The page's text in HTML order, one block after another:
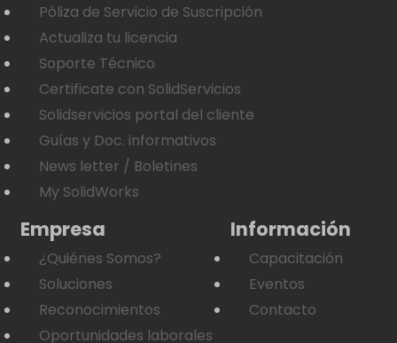
Póliza de Servicio de Suscripción
Actualiza tu licencia
Soporte Técnico
Certificate con SolidServicios
Solidservicios portal del cliente
Guías y Doc. informativos
News letter / Boletines
My SolidWorks
Empresa
¿Quiénes Somos?
Soluciones
Reconocimientos
Oportunidades laborales
Información
Capacitación
Eventos
Contacto